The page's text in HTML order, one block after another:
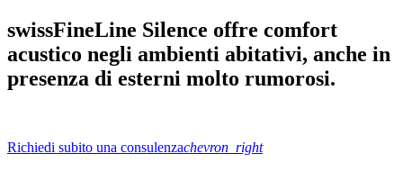
swissFineLine Silence offre comfort
acustico negli ambienti abitativi, anche in
presenza di esterni molto rumorosi.
Richiedi subito una consulenzachevron_right